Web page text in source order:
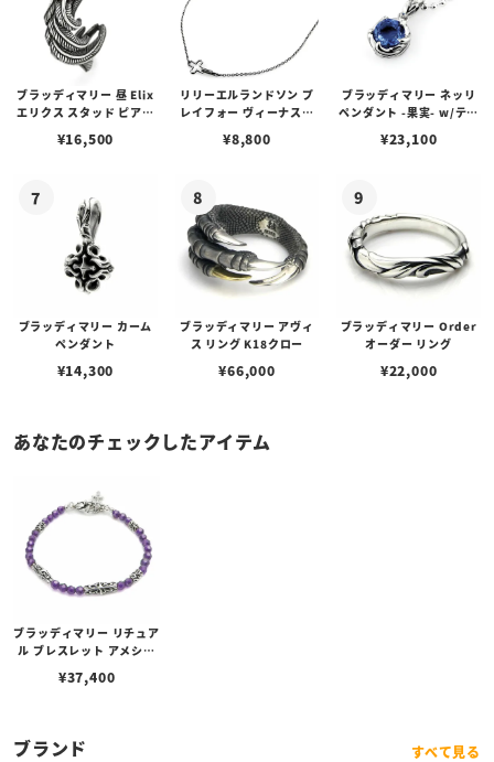
ブラッディマリー 昼 Elix
エリクス スタッド ピアス
¥16,500
リリーエルランドソン プ
レイフォー ヴィーナスチ
¥8,800
ブラッディマリー ネッリ
ペンダント -果実- w/ティ
¥23,100
ブラッディマリー カーム
ペンダント
¥14,300
ブラッディマリー アヴィ
ス リング K18クロー
¥66,000
ブラッディマリー Order
オーダー リング
¥22,000
あなたのチェックしたアイテム
ブラッディマリー リチュア
ル ブレスレット アメシス
¥37,400
ブランド すべて見る